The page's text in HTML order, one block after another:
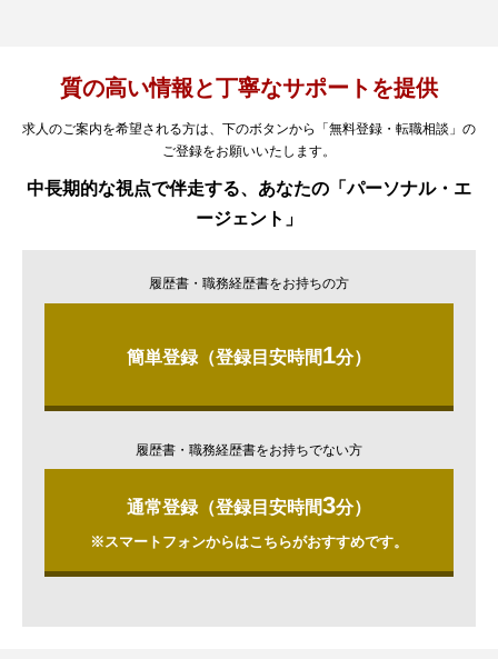
質の高い情報と丁寧なサポートを提供
求人のご案内を希望される方は、下のボタンから「無料登録・転職相談」の
ご登録をお願いいたします。
中長期的な視点で伴走する、あなたの「パーソナル・エ
ージェント」
履歴書・職務経歴書をお持ちの方
簡単登録（登録目安時間1分）
履歴書・職務経歴書をお持ちでない方
通常登録（登録目安時間3分）
※スマートフォンからはこちらがおすすめです。